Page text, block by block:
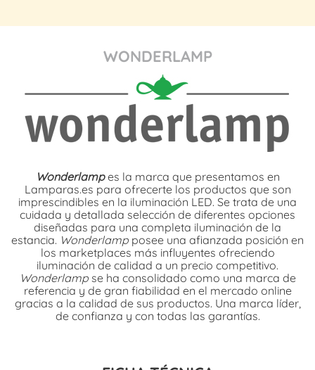
WONDERLAMP
Wonderlamp es la marca que presentamos en
Lamparas.es para ofrecerte los productos que son
imprescindibles en la iluminación LED. Se trata de una
cuidada y detallada selección de diferentes opciones
diseñadas para una completa iluminación de la
estancia. Wonderlamp posee una afianzada posición en
los marketplaces más influyentes ofreciendo
iluminación de calidad a un precio competitivo.
Wonderlampse ha consolidado como una marca de
referencia y de gran fiabilidad en el mercado online
gracias a la calidad de sus productos. Una marca líder,
de confianza y con todas las garantías.